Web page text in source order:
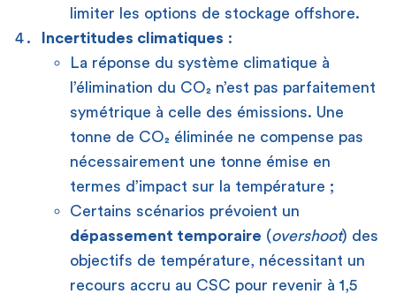
limiter les options de stockage offshore.
Incertitudes climatiques :
La réponse du système climatique à
l’élimination du CO₂ n’est pas parfaitement
symétrique à celle des émissions. Une
tonne de CO₂ éliminée ne compense pas
nécessairement une tonne émise en
termes d’impact sur la température ;
Certains scénarios prévoient un
dépassement temporaire (overshoot) des
objectifs de température, nécessitant un
recours accru au CSC pour revenir à 1,5